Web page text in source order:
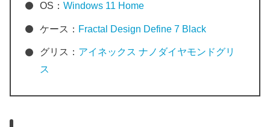
OS： Windows 11 Home
ケース： Fractal Design Define 7 Black
グリス： アイネックス ナノダイヤモンドグリ
ス